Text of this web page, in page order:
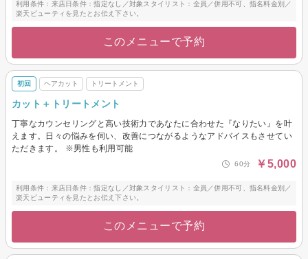
利用条件：来店日条件：指定なし／対象スタイリスト：全員／併用不可、指名料金別／
楽天ビューティを見たとお伝え下さい。
このメニューで予約
初回 ヘアカット トリートメント
カット＋トリートメント
丁寧なカウンセリングと高い技術力であなたに合わせた『なりたい』を叶
えます。日々の悩みを伺い、改善につながるようなアドバイスもさせてい
ただきます。 ※男性も利用可能
60分 ￥5,000
利用条件：来店日条件：指定なし／対象スタイリスト：全員／併用不可、指名料金別／
楽天ビューティを見たとお伝え下さい。
このメニューで予約